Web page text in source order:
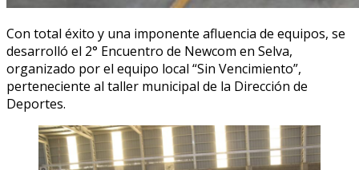
Con total éxito y una imponente afluencia de equipos, se
desarrolló el 2° Encuentro de Newcom en Selva,
organizado por el equipo local “Sin Vencimiento”,
perteneciente al taller municipal de la Dirección de
Deportes.